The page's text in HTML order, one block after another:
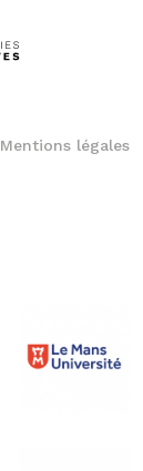
Mentions légales